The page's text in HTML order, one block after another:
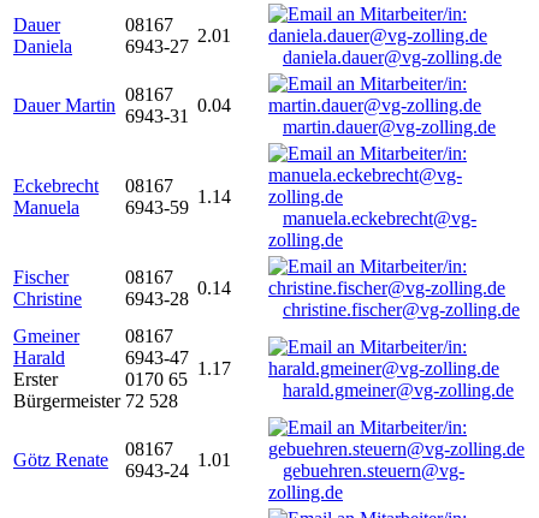
Dauer
Daniela
08167
6943-27
2.01
daniela.dauer@vg-zolling.de
Dauer Martin
08167
6943-31
0.04
martin.dauer@vg-zolling.de
Eckebrecht
Manuela
08167
6943-59
1.14
manuela.eckebrecht@vg-
zolling.de
Fischer
Christine
08167
6943-28
0.14
christine.fischer@vg-zolling.de
Gmeiner
Harald
Erster
Bürgermeister
08167
6943-47
0170 65
72 528
1.17
harald.gmeiner@vg-zolling.de
Götz Renate
08167
6943-24
1.01
gebuehren.steuern@vg-
zolling.de